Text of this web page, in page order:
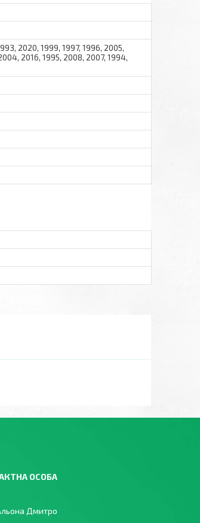
2020, 1999, 1997, 1996, 2005,
2016, 1995, 2008, 2007, 1994,
Дмитро